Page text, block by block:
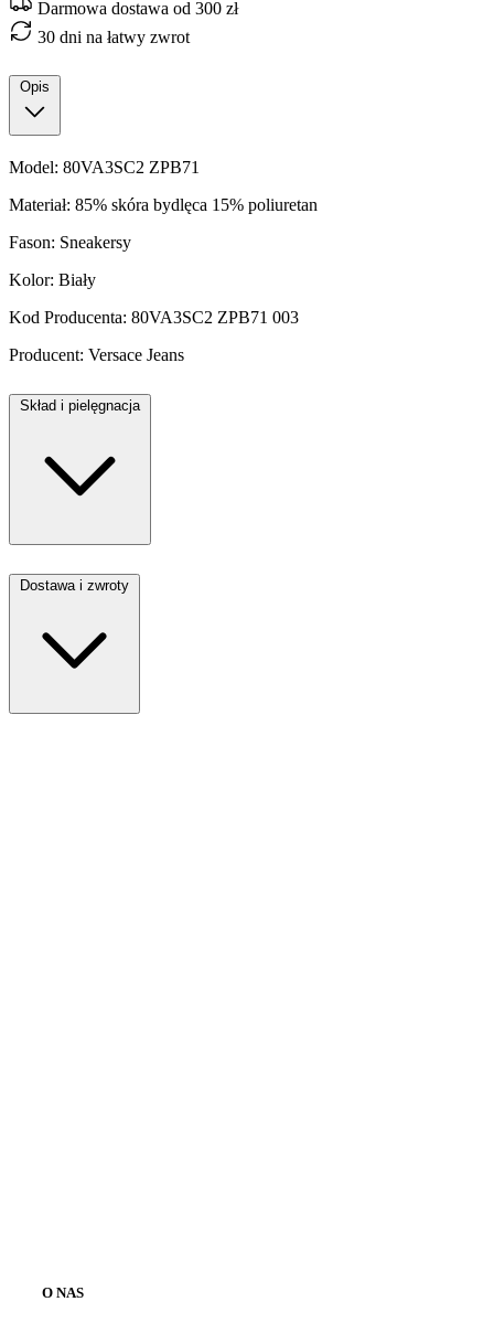
Darmowa dostawa od 300 zł
30 dni na łatwy zwrot
Opis
Model: 80VA3SC2 ZPB71
Materiał: 85% skóra bydlęca 15% poliuretan
Fason: Sneakersy
Kolor: Biały
Kod Producenta: 80VA3SC2 ZPB71 003
Producent: Versace Jeans
Skład i pielęgnacja
Dostawa i zwroty
O NAS